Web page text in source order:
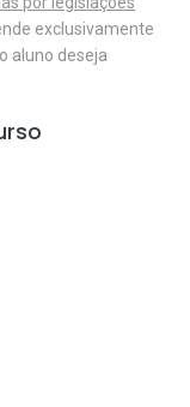
exclusivamente
aluno deseja